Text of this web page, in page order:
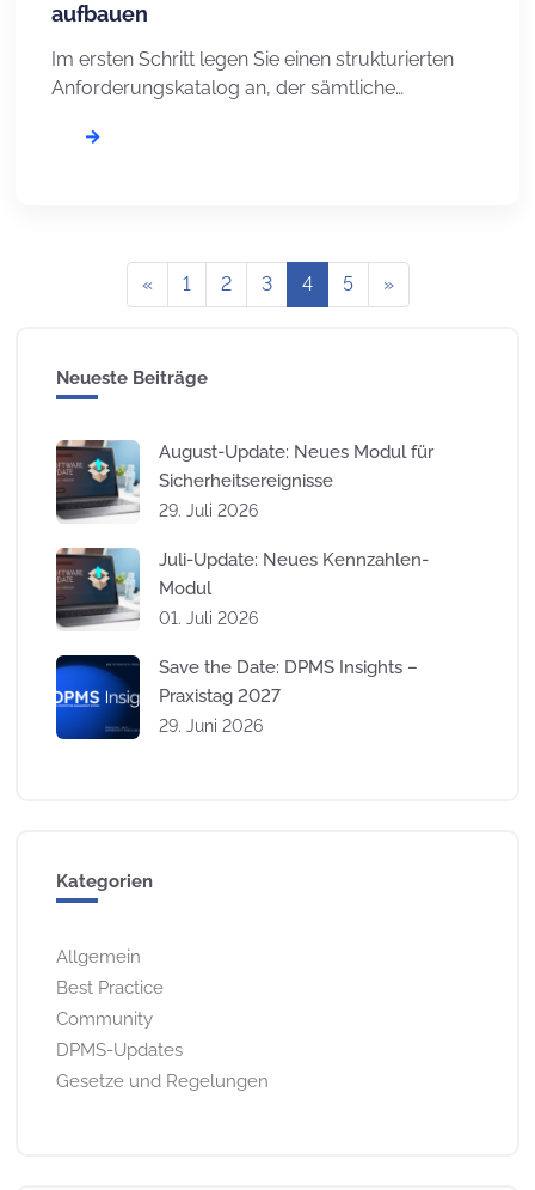
aufbauen
Im ersten Schritt legen Sie einen strukturierten
Anforderungskatalog an, der sämtliche
Managementsystems enthält – zum Beispiel
Umsetzung der entsprechenden Norm. Er
ermöglicht es Ihnen, den Umsetzungsstand
« 1 2 3 4 5 »
Neueste Beiträge
August-Update: Neues Modul für
Sicherheitsereignisse
29. Juli 2026
Juli-Update: Neues Kennzahlen-
Modul
01. Juli 2026
Save the Date: DPMS Insights –
Praxistag 2027
29. Juni 2026
Kategorien
Allgemein
Best Practice
Community
DPMS-Updates
Gesetze und Regelungen